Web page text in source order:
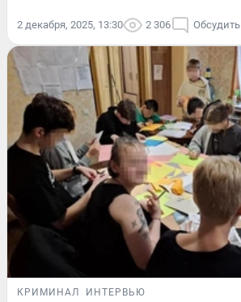
2 декабря, 2025, 13:30 2 306 Обсудить
КРИМИНАЛ ИНТЕРВЬЮ